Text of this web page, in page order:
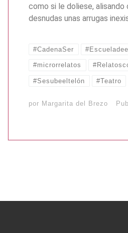
como si le doliese, alisando
desnudas unas arrugas
#CadenaSer
#microrrelatos
#Sesubeeltelón #Teatro
por Margarita del Brezo